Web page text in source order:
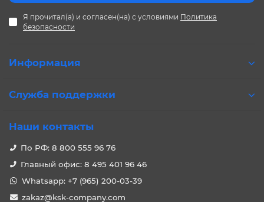
Я прочитал(а) и согласен(на) с условиями Политика
безопасности
Информация
Служба поддержки
Наши контакты
По РФ: 8 800 555 96 76
Главный офис: 8 495 401 96 46
Whatsapp: +7 (965) 200-03-39
zakaz@ksk-company.com